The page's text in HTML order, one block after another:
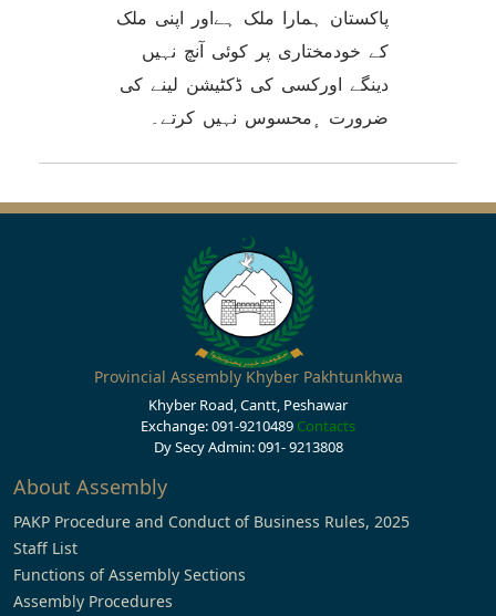
پاکستان ہمارا ملک ہےاور اپنی ملک
کے خودمختاری پر کوئی آنچ نہیں
دینگے اورکسی کی ڈکٹیشن لینے کی
ضرورت ٕمحسوس نہیں کرتے۔
Provincial Assembly Khyber Pakhtunkhwa
Khyber Road, Cantt, Peshawar
Exchange: 091-9210489 Contacts
Dy Secy Admin: 091- 9213808
About Assembly
PAKP Procedure and Conduct of Business Rules, 2025
Staff List
Functions of Assembly Sections
Assembly Procedures